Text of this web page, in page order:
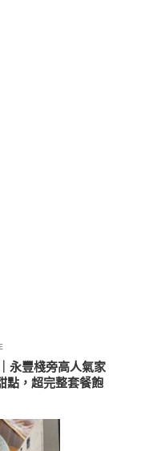
永豐棧旁高人氣家
點，超完整套餐飽